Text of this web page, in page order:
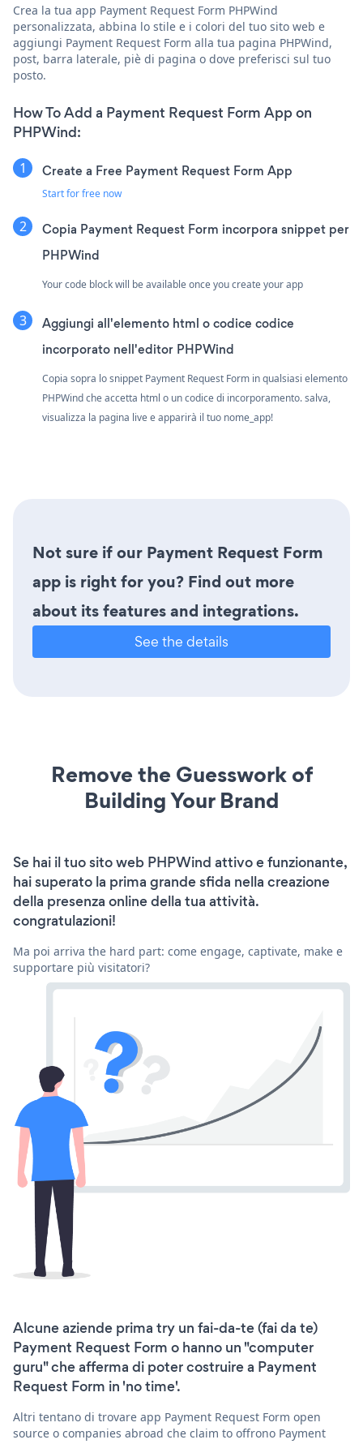
Crea la tua app Payment Request Form PHPWind
personalizzata, abbina lo stile e i colori del tuo sito web e
aggiungi Payment Request Form alla tua pagina PHPWind,
post, barra laterale, piè di pagina o dove preferisci sul tuo
posto.
How To Add a Payment Request Form App on
PHPWind:
Create a Free Payment Request Form App
Start for free now
Copia Payment Request Form incorpora snippet per
PHPWind
Your code block will be available once you create your app
Aggiungi all'elemento html o codice codice
incorporato nell'editor PHPWind
Copia sopra lo snippet Payment Request Form in qualsiasi elemento
PHPWind che accetta html o un codice di incorporamento. salva,
visualizza la pagina live e apparirà il tuo nome_app!
Not sure if our Payment Request Form
app is right for you? Find out more
about its features and integrations.
See the details
Remove the Guesswork of
Building Your Brand
Se hai il tuo sito web PHPWind attivo e funzionante,
hai superato la prima grande sfida nella creazione
della presenza online della tua attività.
congratulazioni!
Ma poi arriva the hard part: come engage, captivate, make e
supportare più visitatori?
Alcune aziende prima try un fai-da-te (fai da te)
Payment Request Form o hanno un "computer
guru" che afferma di poter costruire a Payment
Request Form in 'no time'.
Altri tentano di trovare app Payment Request Form open
source o companies abroad che claim to offrono Payment